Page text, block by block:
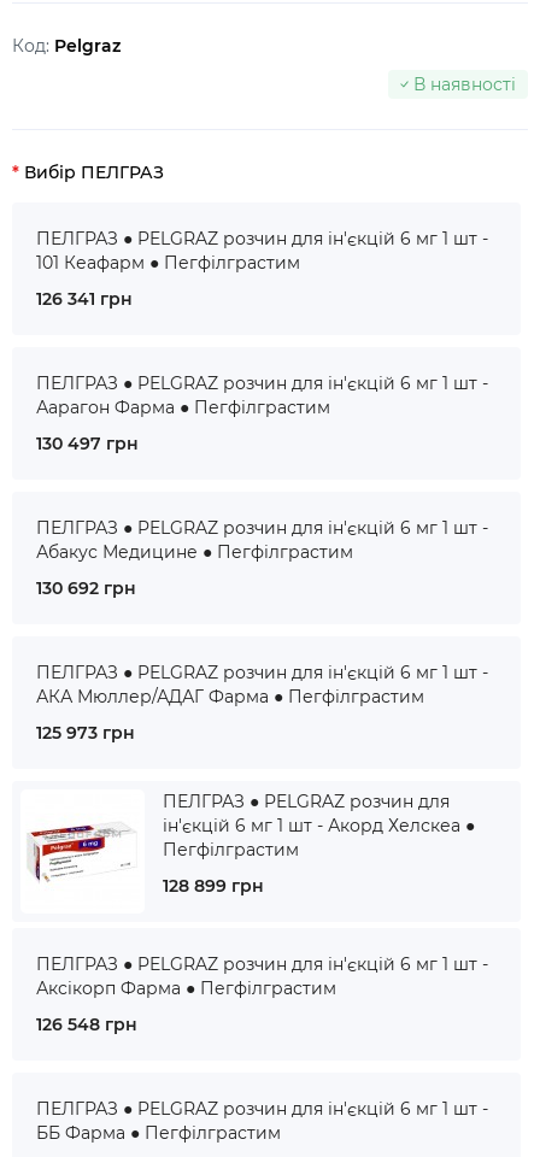
Код: Pelgraz
В наявності
Вибір ПЕЛГРАЗ
ПЕЛГРАЗ ● PELGRAZ розчин для ін'єкцій 6 мг 1 шт -
101 Кеафарм ● Пегфілграстим
126 341 грн
ПЕЛГРАЗ ● PELGRAZ розчин для ін'єкцій 6 мг 1 шт -
Аарагон Фарма ● Пегфілграстим
130 497 грн
ПЕЛГРАЗ ● PELGRAZ розчин для ін'єкцій 6 мг 1 шт -
Абакус Медицине ● Пегфілграстим
130 692 грн
ПЕЛГРАЗ ● PELGRAZ розчин для ін'єкцій 6 мг 1 шт -
АКА Мюллер/АДАГ Фарма ● Пегфілграстим
125 973 грн
ПЕЛГРАЗ ● PELGRAZ розчин для
ін'єкцій 6 мг 1 шт - Акорд Хелскеа ●
Пегфілграстим
128 899 грн
ПЕЛГРАЗ ● PELGRAZ розчин для ін'єкцій 6 мг 1 шт -
Аксікорп Фарма ● Пегфілграстим
126 548 грн
ПЕЛГРАЗ ● PELGRAZ розчин для ін'єкцій 6 мг 1 шт -
ББ Фарма ● Пегфілграстим